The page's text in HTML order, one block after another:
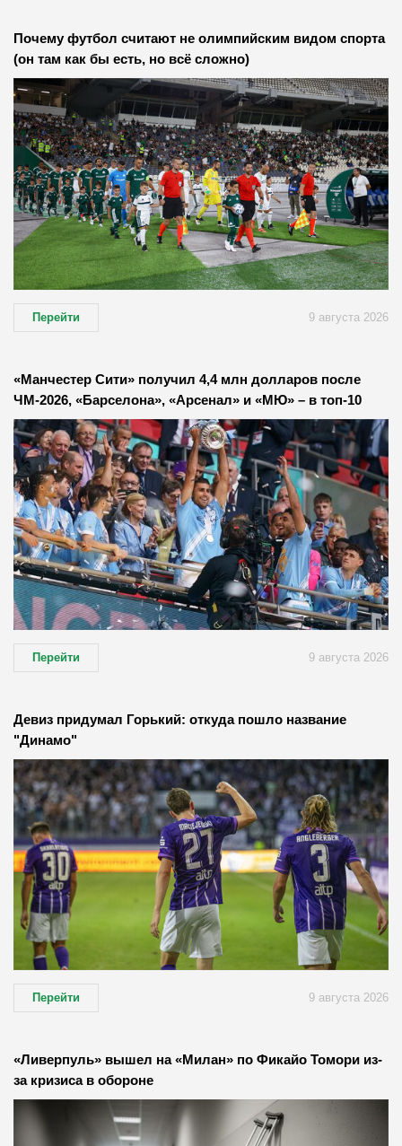
Почему футбол считают не олимпийским видом спорта
(он там как бы есть, но всё сложно)
Перейти 9 августа 2026
«Манчестер Сити» получил 4,4 млн долларов после
ЧМ-2026, «Барселона», «Арсенал» и «МЮ» – в топ-10
Перейти 9 августа 2026
Девиз придумал Горький: откуда пошло название
"Динамо"
Перейти 9 августа 2026
«Ливерпуль» вышел на «Милан» по Фикайо Томори из-
за кризиса в обороне